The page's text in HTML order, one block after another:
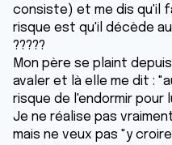
consiste) et me dis qu'il
risque est qu'il décède
?????
Mon père se plaint
avaler et là elle me dit :
risque de l'endormir pour
Je ne réalise pas
mais ne veux pas "y